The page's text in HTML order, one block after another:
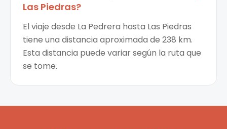
Las Piedras?
El viaje desde La Pedrera hasta Las Piedras
tiene una distancia aproximada de 238 km.
Esta distancia puede variar según la ruta que
se tome.